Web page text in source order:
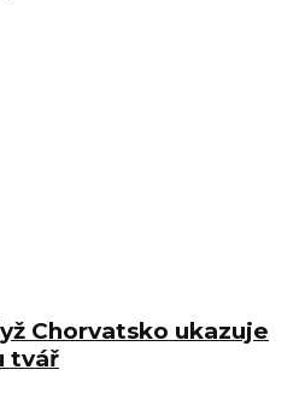
Chorvatsko ukazuje
tvář